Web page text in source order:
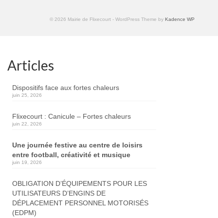
© 2026 Mairie de Flixecourt - WordPress Theme by Kadence WP
Articles
Dispositifs face aux fortes chaleurs
juin 25, 2026
Flixecourt : Canicule – Fortes chaleurs
juin 22, 2026
Une journée festive au centre de loisirs
entre football, créativité et musique
juin 19, 2026
OBLIGATION D’ÉQUIPEMENTS POUR LES
UTILISATEURS D’ENGINS DE
DÉPLACEMENT PERSONNEL MOTORISÉS
(EDPM)